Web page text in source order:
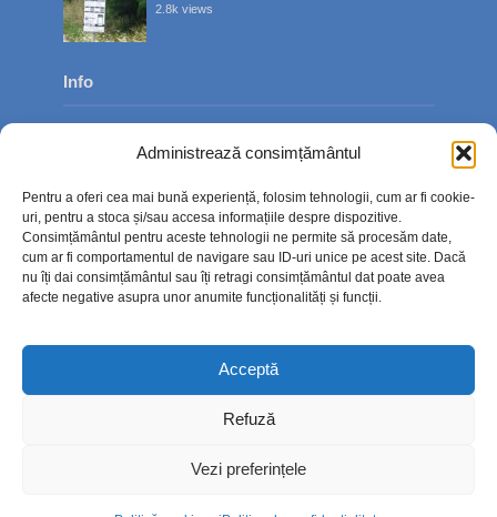
Administrează consimțământul
Pentru a oferi cea mai bună experiență, folosim tehnologii, cum ar fi cookie-
uri, pentru a stoca și/sau accesa informațiile despre dispozitive.
Consimțământul pentru aceste tehnologii ne permite să procesăm date,
cum ar fi comportamentul de navigare sau ID-uri unice pe acest site. Dacă
nu îți dai consimțământul sau îți retragi consimțământul dat poate avea
afecte negative asupra unor anumite funcționalități și funcții.
Acceptă
Refuză
Vezi preferințele
2.8k views
Info
Contact
Politica de confidențialitate
Politică cookie-uri (UE)